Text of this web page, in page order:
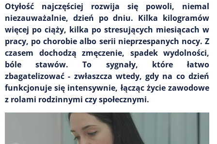
Otyłość najczęściej rozwija się powoli, niemal
niezauważalnie, dzień po dniu. Kilka kilogramów
więcej po ciąży, kilka po stresujących miesiącach w
pracy, po chorobie albo serii nieprzespanych nocy. Z
czasem dochodzą zmęczenie, spadek wydolności,
bóle stawów. To sygnały, które łatwo
zbagatelizować - zwłaszcza wtedy, gdy na co dzień
funkcjonuje się intensywnie, łącząc życie zawodowe
z rolami rodzinnymi czy społecznymi.